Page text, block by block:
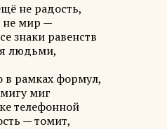
не радость,
не мир —
знаки равенств
людьми,
рамках формул,
миг
телефонной
— томит,